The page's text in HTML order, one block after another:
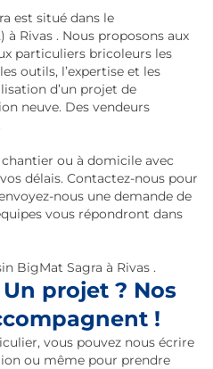
est situé dans le
Rivas . Nous proposons aux
particuliers bricoleurs les
outils, l’expertise et les
d’un projet de
neuve. Des vendeurs
ou à domicile avec
délais. Contactez-nous pour
nous une demande de
vous répondront dans
BigMat Sagra à Rivas .
projet ? Nos
!
vous pouvez nous écrire
ou même pour prendre